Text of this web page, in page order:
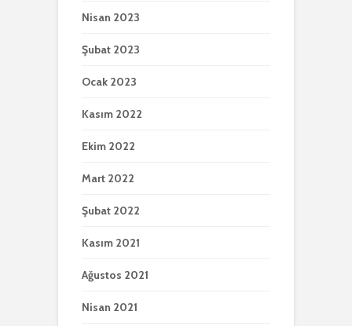
Nisan 2023
Şubat 2023
Ocak 2023
Kasım 2022
Ekim 2022
Mart 2022
Şubat 2022
Kasım 2021
Ağustos 2021
Nisan 2021